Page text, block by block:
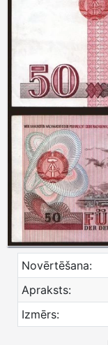
Novērtēšana:
Apraksts:
Izmērs: